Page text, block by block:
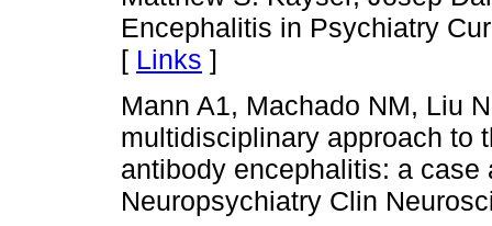
Encephalitis in Psychiatry
[ Links ]
Mann A1, Machado NM, Liu
multidisciplinary approach to
antibody encephalitis: a
Neuropsychiatry Clin